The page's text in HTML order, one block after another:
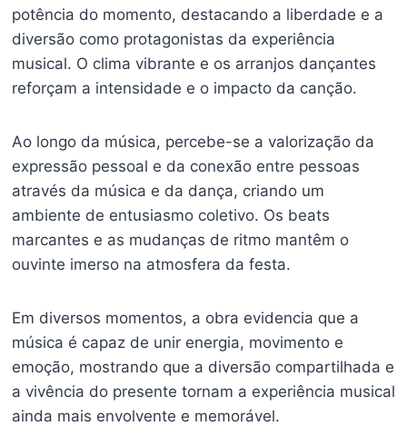
potência do momento, destacando a liberdade e a
diversão como protagonistas da experiência
musical. O clima vibrante e os arranjos dançantes
reforçam a intensidade e o impacto da canção.
Ao longo da música, percebe-se a valorização da
expressão pessoal e da conexão entre pessoas
através da música e da dança, criando um
ambiente de entusiasmo coletivo. Os beats
marcantes e as mudanças de ritmo mantêm o
ouvinte imerso na atmosfera da festa.
Em diversos momentos, a obra evidencia que a
música é capaz de unir energia, movimento e
emoção, mostrando que a diversão compartilhada e
a vivência do presente tornam a experiência musical
ainda mais envolvente e memorável.